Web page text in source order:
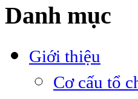
Danh mục
Giới thiệu
Cơ cấu tổ